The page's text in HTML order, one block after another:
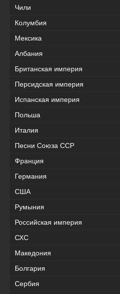
Чили
Колумбия
Мексика
Албания
Британская империя
Персидская империя
Испанская империя
Польша
Италия
Песни Союза ССР
Франция
Германия
США
Румыния
Российская империя
СХС
Македония
Болгария
Сербия